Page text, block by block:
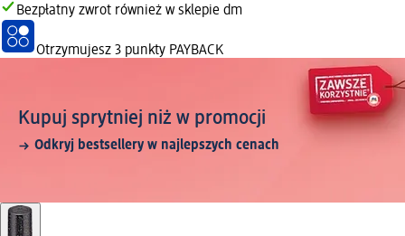
Bezpłatny zwrot również w sklepie dm
Otrzymujesz 3 punkty PAYBACK
Kupuj sprytniej niż w promocji
Odkryj bestsellery w najlepszych cenach